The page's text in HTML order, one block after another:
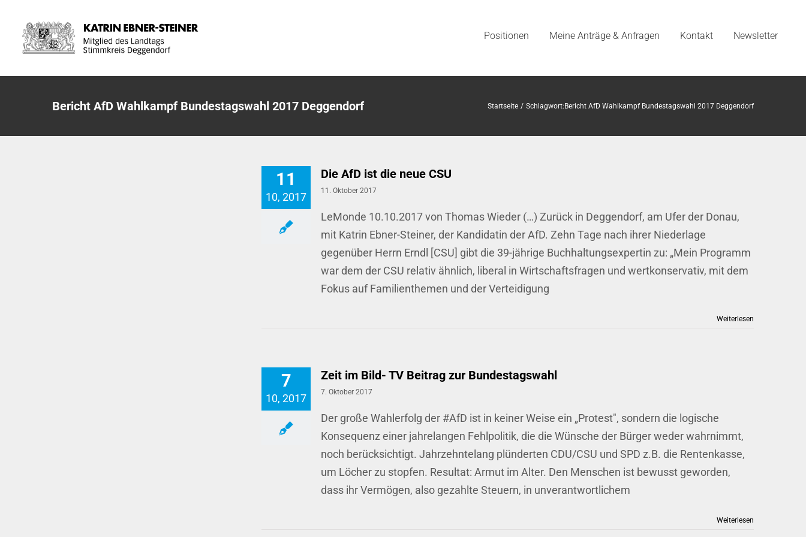
Inhalt
springen
Positionen Meine Anträge & Anfragen Kontakt Newsletter
Bericht AfD Wahlkampf Bundestagswahl 2017 Deggendorf Startseite Schlagwort: Bericht AfD Wahlkampf Bundestagswahl 2017 Deggendorf
11
10, 2017
Die AfD ist die neue CSU
11. Oktober 2017
LeMonde 10.10.2017 von Thomas Wieder (…) Zurück in Deggendorf, am Ufer der Donau,
mit Katrin Ebner-Steiner, der Kandidatin der AfD. Zehn Tage nach ihrer Niederlage
gegenüber Herrn Erndl [CSU] gibt die 39-jährige Buchhaltungsexpertin zu: „Mein Programm
war dem der CSU relativ ähnlich, liberal in Wirtschaftsfragen und wertkonservativ, mit dem
Fokus auf Familienthemen und der Verteidigung
Weiterlesen
7
10, 2017
Zeit im Bild- TV Beitrag zur Bundestagswahl
7. Oktober 2017
Der große Wahlerfolg der #AfD ist in keiner Weise ein „Protest", sondern die logische
Konsequenz einer jahrelangen Fehlpolitik, die die Wünsche der Bürger weder wahrnimmt,
noch berücksichtigt. Jahrzehntelang plünderten CDU/CSU und SPD z.B. die Rentenkasse,
um Löcher zu stopfen. Resultat: Armut im Alter. Den Menschen ist bewusst geworden,
dass ihr Vermögen, also gezahlte Steuern, in unverantwortlichem
Weiterlesen